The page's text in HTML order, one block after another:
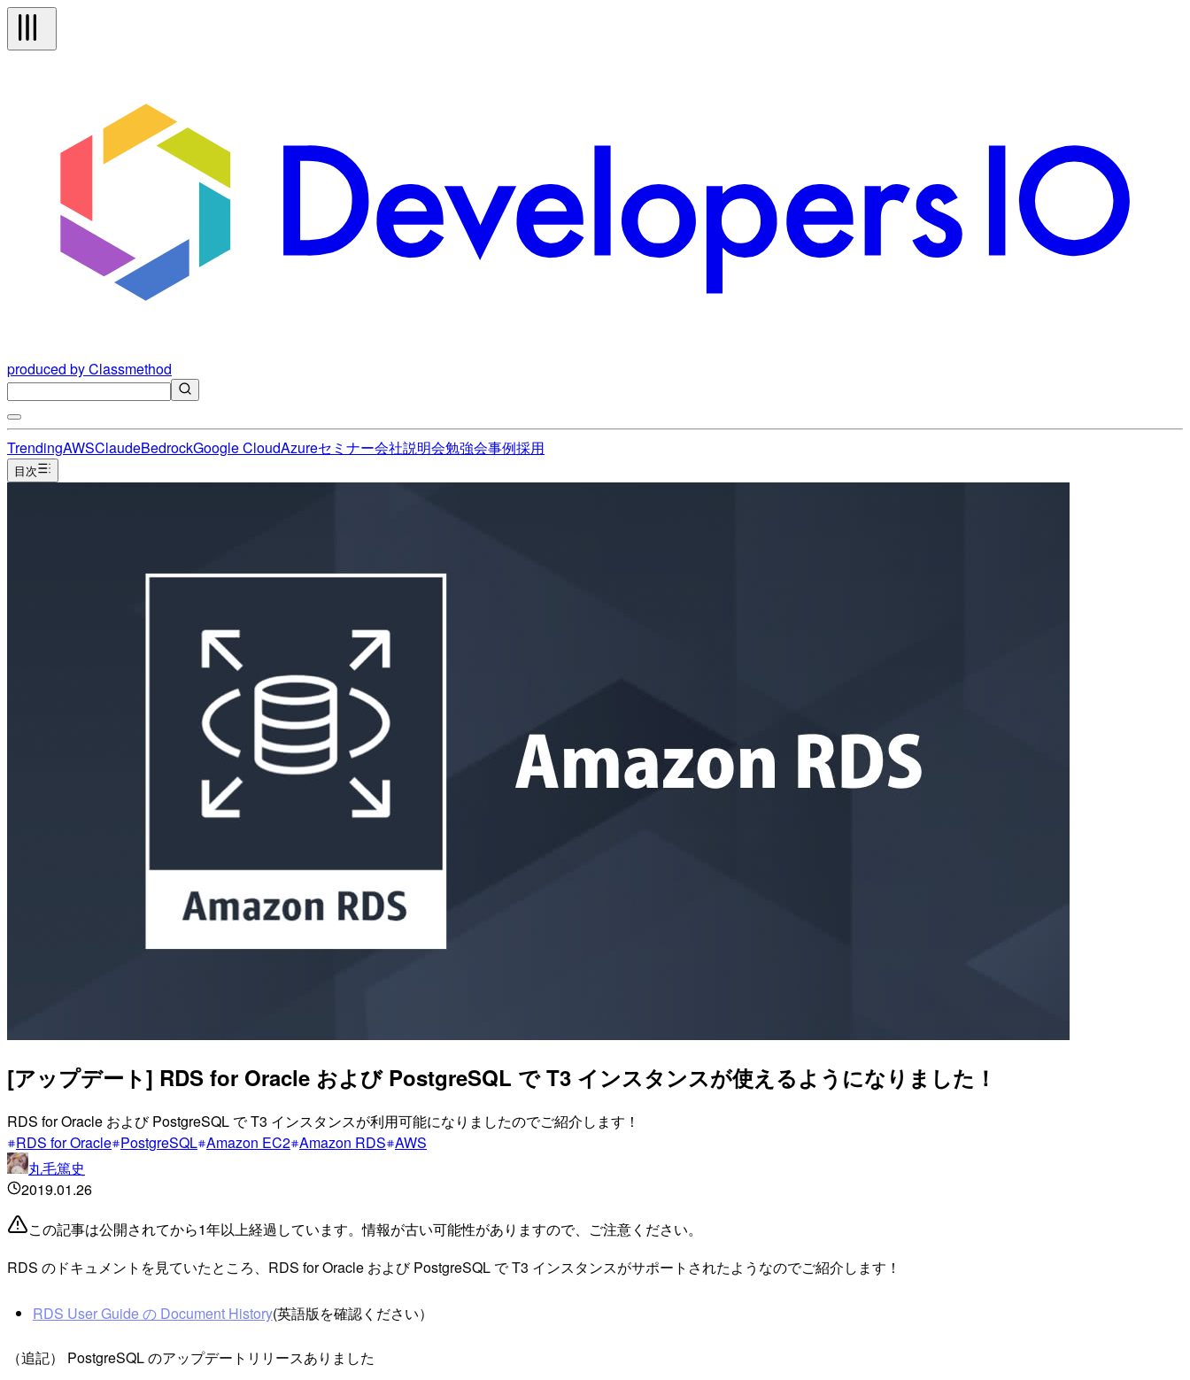
produced by Classmethod
TrendingAWSClaudeBedrockGoogle CloudAzureセミナー会社説明会勉強会事例採用
目次
[アップデート] RDS for Oracle および PostgreSQL で T3 インスタンスが使えるようになりました！
RDS for Oracle および PostgreSQL で T3 インスタンスが利用可能になりましたのでご紹介します！
RDS for Oracle PostgreSQL Amazon EC2 Amazon RDS AWS
丸毛篤史
2019.01.26
この記事は公開されてから1年以上経過しています。情報が古い可能性がありますので、ご注意ください。
RDS のドキュメントを見ていたところ、RDS for Oracle および PostgreSQL で T3 インスタンスがサポートされたようなのでご紹介します！
RDS User Guide の Document History(英語版を確認ください）
（追記） PostgreSQL のアップデートリリースありました